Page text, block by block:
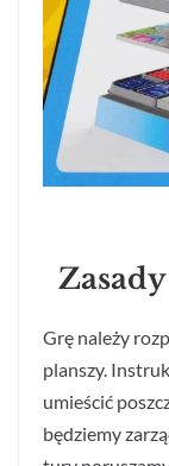
Grę należy
planszy.
umieścić
będziemy